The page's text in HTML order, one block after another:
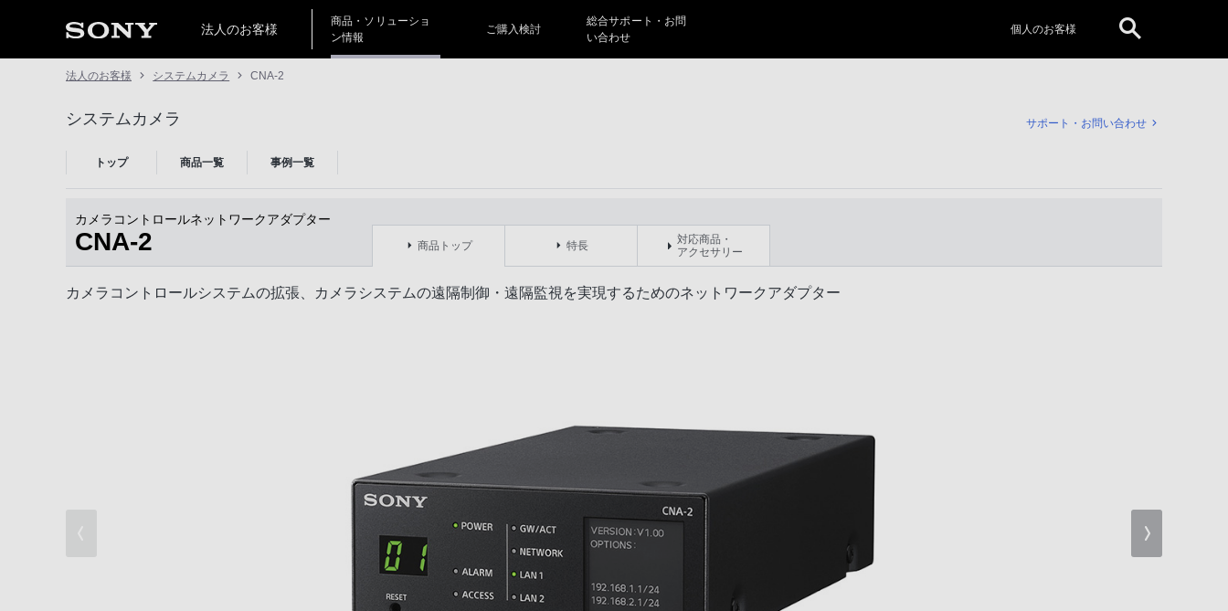
法人のお客様
商品・ソリューショ
ン情報
ご購入検討
総合サポート・お問
い合わせ
個人のお客様
法人のお客様 システムカメラ CNA-2
システムカメラ サポート・お問い合わせ
トップ 商品一覧 事例一覧
カメラコントロールネットワークアダプター
CNA-2 商品トップ 特長
対応商品・
アクセサリー
カメラコントロールシステムの拡張、カメラシステムの遠隔制御・遠隔監視を実現するためのネットワークアダプター